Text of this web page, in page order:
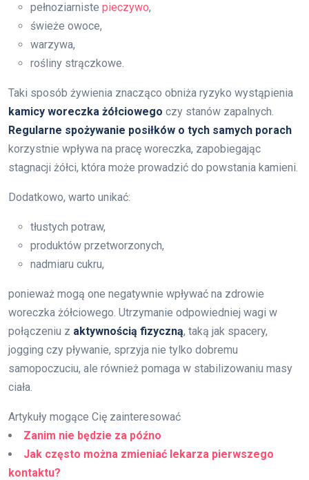
pełnoziarniste pieczywo,
świeże owoce,
warzywa,
rośliny strączkowe.
Taki sposób żywienia znacząco obniża ryzyko wystąpienia
kamicy woreczka żółciowego czy stanów zapalnych.
Regularne spożywanie posiłków o tych samych porach
korzystnie wpływa na pracę woreczka, zapobiegając
stagnacji żółci, która może prowadzić do powstania kamieni.
Dodatkowo, warto unikać:
tłustych potraw,
produktów przetworzonych,
nadmiaru cukru,
ponieważ mogą one negatywnie wpływać na zdrowie
woreczka żółciowego. Utrzymanie odpowiedniej wagi w
połączeniu z aktywnością fizyczną, taką jak spacery,
jogging czy pływanie, sprzyja nie tylko dobremu
samopoczuciu, ale również pomaga w stabilizowaniu masy
ciała.
Artykuły mogące Cię zainteresować
Zanim nie będzie za późno
Jak często można zmieniać lekarza pierwszego
kontaktu?